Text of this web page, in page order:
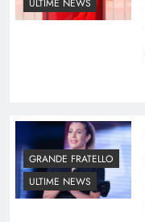
GRANDE FRATELLO
ULTIME NEWS